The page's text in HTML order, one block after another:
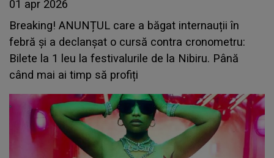
01 apr 2026
Breaking! ANUNȚUL care a băgat internauții în
febră și a declanșat o cursă contra cronometru:
Bilete la 1 leu la festivalurile de la Nibiru. Până
când mai ai timp să profiți